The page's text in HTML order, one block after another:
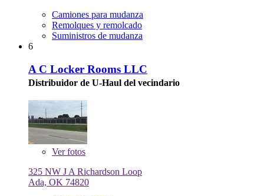
Camiones para mudanza
Remolques y remolcado
Suministros de mudanza
6
A C Locker Rooms LLC
Distribuidor de U-Haul del vecindario
Verfotos
325 NW J A Richardson Loop
Ada, OK 74820